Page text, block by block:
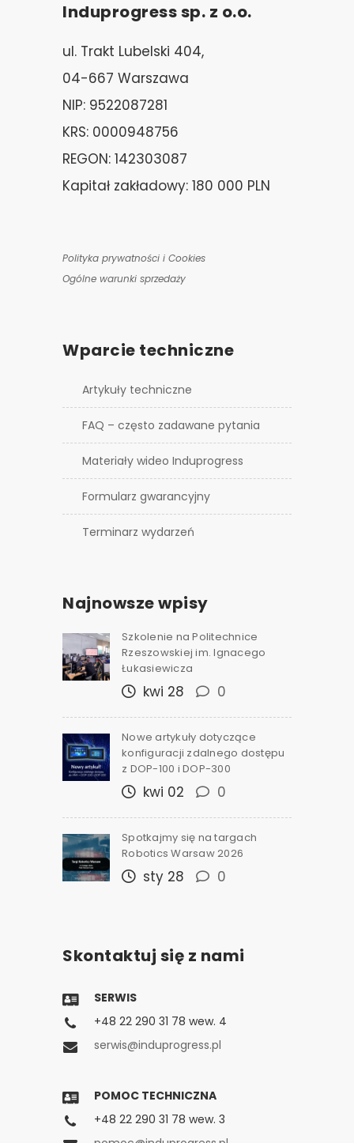
Induprogress sp. z o.o.
ul. Trakt Lubelski 404,
04-667 Warszawa
NIP: 9522087281
KRS: 0000948756
REGON: 142303087
Kapitał zakładowy: 180 000 PLN
Polityka prywatności i Cookies
Ogólne warunki sprzedaży
Wparcie techniczne
Artykuły techniczne
FAQ – często zadawane pytania
Materiały wideo Induprogress
Formularz gwarancyjny
Terminarz wydarzeń
Najnowsze wpisy
Szkolenie na Politechnice
Rzeszowskiej im. Ignacego
Łukasiewicza
kwi 28 0
Nowe artykuły dotyczące
konfiguracji zdalnego dostępu
z DOP-100 i DOP-300
kwi 02 0
Spotkajmy się na targach
Robotics Warsaw 2026
sty 28 0
Skontaktuj się z nami
SERWIS
+48 22 290 31 78 wew. 4
serwis@induprogress.pl
POMOC TECHNICZNA
+48 22 290 31 78 wew. 3